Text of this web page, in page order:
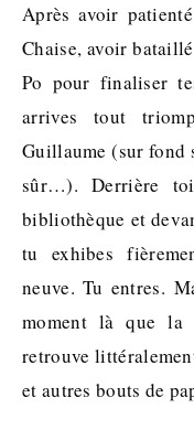
Après avoir patienté plusieurs heures au 9 rue de la
Chaise, avoir
Po pour finaliser
arrives tout
Guillaume (sur fond
sûr…). Derrière
bibliothèque et
tu exhibes
neuve. Tu entres.
moment là que la
retrouve
et autres bouts de